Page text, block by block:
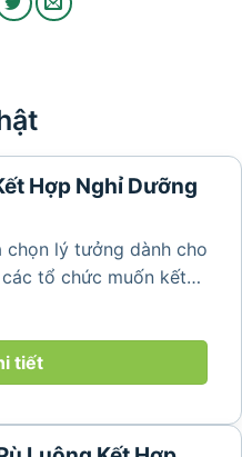
Hợp Nghỉ Dưỡng
chọn lý tưởng dành cho
tổ chức muốn kết
và tổ chức các hoạt
quan thiên nhiên
tiết